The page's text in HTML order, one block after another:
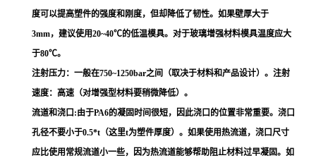
度可以提高塑件的强度和刚度，但却降低了韧性。如果壁厚大于
3mm，建议使用20~40℃的低温模具。对于玻璃增强材料模具温度应大
于80℃。
注射压力：一般在750~1250bar之间（取决于材料和产品设计）。注射
速度：高速（对增强型材料要稍微降低）。
流道和浇口:由于PA6的凝固时间很短，因此浇口的位置非常重要。浇口
孔径不要小于0.5*t（这里t为塑件厚度）。如果使用热流道，浇口尺寸
应比使用常规流道小一些，因为热流道能够帮助阻止材料过早凝固。如